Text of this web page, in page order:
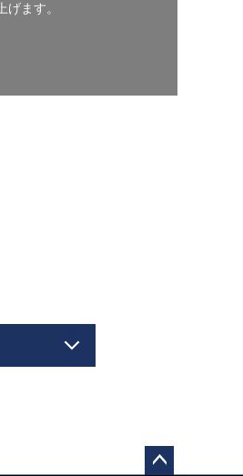
ます。